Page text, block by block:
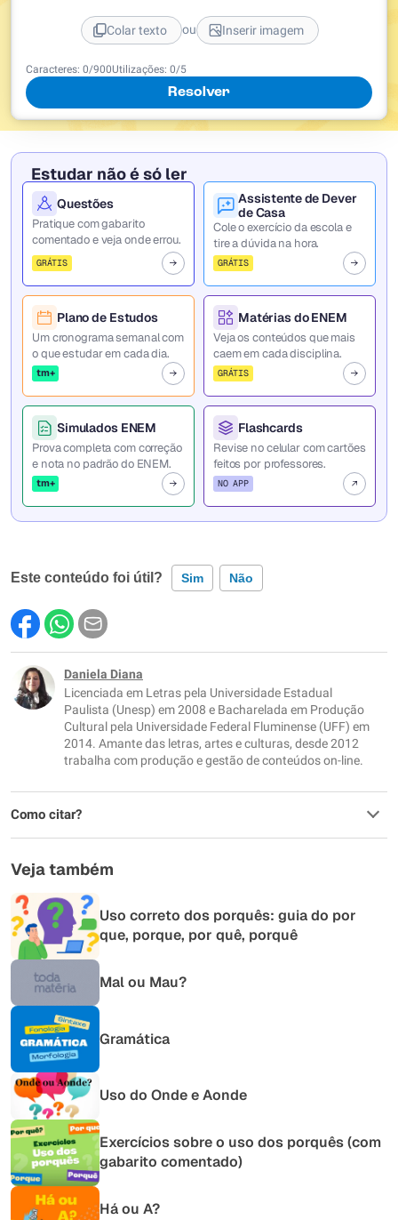
Caracteres: 0/900Utilizações: 0/5
Resolver
Colar texto ou Inserir imagem
Estudar não é só ler
Questões
Pratique com gabarito
comentado e veja onde errou.
GRÁTIS
Assistente de Dever
de Casa
Cole o exercício da escola e
tire a dúvida na hora.
GRÁTIS
Plano de Estudos
Um cronograma semanal com
o que estudar em cada dia.
tm+
Matérias do ENEM
Veja os conteúdos que mais
caem em cada disciplina.
GRÁTIS
Simulados ENEM
Prova completa com correção
e nota no padrão do ENEM.
tm+
Flashcards
Revise no celular com cartões
feitos por professores.
NO APP
Este conteúdo foi útil? Sim Não
Este conteúdo contém informação incorreta
Este conteúdo não tem a informação que procuro
Outro
Daniela Diana
Licenciada em Letras pela Universidade Estadual
Paulista (Unesp) em 2008 e Bacharelada em Produção
Cultural pela Universidade Federal Fluminense (UFF) em
2014. Amante das letras, artes e culturas, desde 2012
trabalha com produção e gestão de conteúdos on-line.
Como citar?
Veja também
Uso correto dos porquês: guia do por
que, porque, por quê, porquê
Mal ou Mau?
Gramática
Uso do Onde e Aonde
Exercícios sobre o uso dos porquês (com
gabarito comentado)
Há ou A?